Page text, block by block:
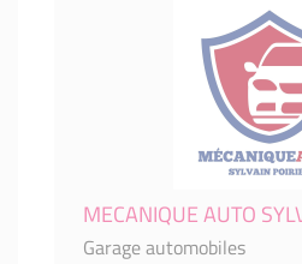
MECANIQUE AUTO
Garage automobiles